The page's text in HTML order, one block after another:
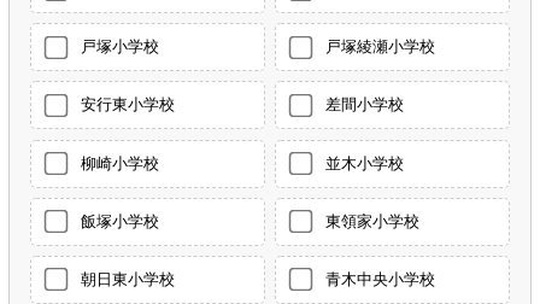
戸塚小学校 戸塚綾瀬小学校
安行東小学校 差間小学校
柳崎小学校 並木小学校
飯塚小学校 東領家小学校
朝日東小学校 青木中央小学校